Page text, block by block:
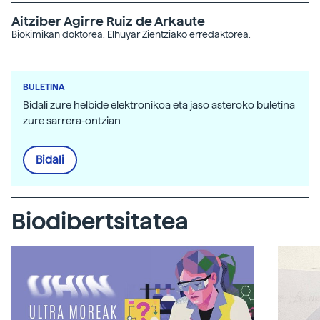
Aitziber Agirre Ruiz de Arkaute
Biokimikan doktorea. Elhuyar Zientziako erredaktorea.
BULETINA
Bidali zure helbide elektronikoa eta jaso asteroko buletina
zure sarrera-ontzian
Bidali
Biodibertsitatea